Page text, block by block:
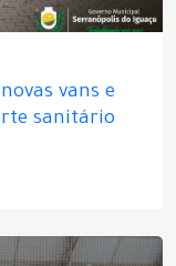
vans e
sanitário